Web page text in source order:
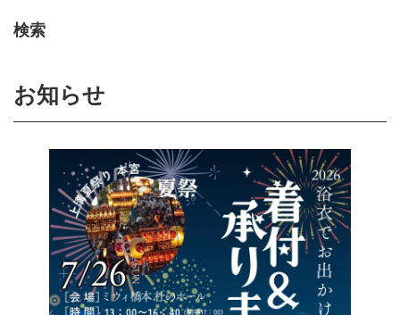
検索
お知らせ